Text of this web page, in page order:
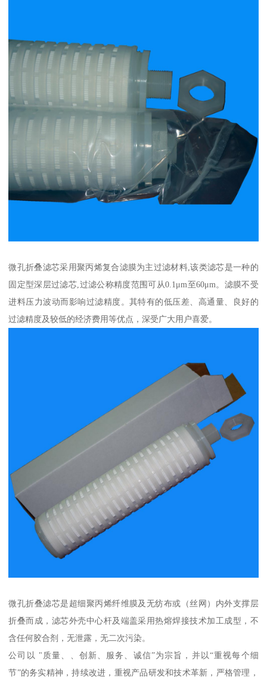
微孔折叠滤芯采用聚丙烯复合滤膜为主过滤材料,该类滤芯是一种的
固定型深层过滤芯,过滤公称精度范围可从0.1μm至60μm。滤膜不受
进料压力波动而影响过滤精度。其特有的低压差、高通量、良好的
过滤精度及较低的经济费用等优点，深受广大用户喜爱。
微孔折叠滤芯是超细聚丙烯纤维膜及无纺布或（丝网）内外支撑层
折叠而成，滤芯外壳中心杆及端盖采用热熔焊接技术加工成型，不
含任何胶合剂，无泄露，无二次污染。
公司以 "质量、、创新、服务、诚信”为宗旨，并以“重视每个细
节”的务实精神，持续改进，重视产品研发和技术革新，严格管理，